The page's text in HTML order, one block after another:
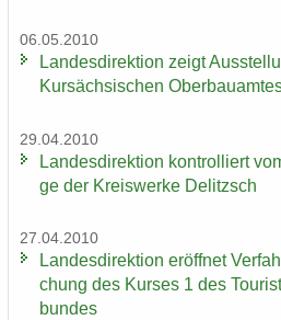
06.05.2010
Lan­des­di­rek­ti­on zeigt
Kur­säch­si­schen
29.04.2010
Lan­des­di­rek­ti­on kon­trol­liert
ge der Kreis­wer­ke De­litzsch
27.04.2010
Lan­des­di­rek­ti­on er­öff­net
chung des Kur­ses 1 des
bun­des